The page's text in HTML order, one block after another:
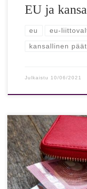
EU ja
eu eu-
kansallinen
Julkaistu 10/06/2021
Euroopassa
digieuro käteisen?
versioita seteleiden ja